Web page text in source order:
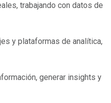
trabajando con datos de
y plataformas de analítica,
generar insights y